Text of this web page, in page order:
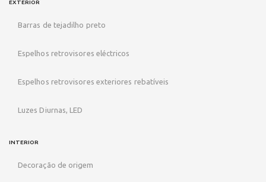
EXTERIOR
Barras de tejadilho preto
Espelhos retrovisores eléctricos
Espelhos retrovisores exteriores rebatíveis
Luzes Diurnas, LED
INTERIOR
Decoração de origem